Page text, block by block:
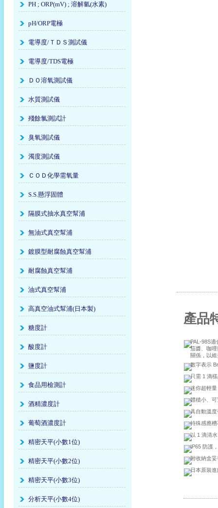
PH ; ORP(mV) ; 溶解氫(水素)
pH/ORP電極
電導度/ＴＤＳ測試儀
電導度/TDS電極
ＤＯ溶氧測試儀
水質測試儀
殘餘氯測試計
臭氧測試儀
濁度測試儀
ＣＯＤ化學需氧量
S.S.懸浮固體
隔膜式抽水真空幫浦
無油式真空幫浦
鍍膜型耐腐蝕真空幫浦
耐腐蝕真空幫浦
油式真空幫浦
高真空油式幫浦(日本製)
糖度計
酸度計
鹽度計
食品用檢測計
酒精濃度計
葡萄酒濃度計
精密天平(小數1位)
精密天平(小數2位)
精密天平(小數3位)
分析天平(小數4位)
產品
PAL-98S
茄醬、咖
關係，以
數字表示
只需 1 滴
迷你超輕
體積小、
具自動溫
特殊感應
以 1 滴清
IP65 防護
附收納盒
日本原裝